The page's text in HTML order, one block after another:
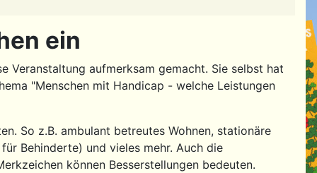
ein
Veranstaltung aufmerksam gemacht. Sie selbst hat
"Menschen mit Handicap - welche Leistungen
So z.B. ambulant betreutes Wohnen, stationäre
Behinderte) und vieles mehr. Auch die
können Besserstellungen bedeuten.